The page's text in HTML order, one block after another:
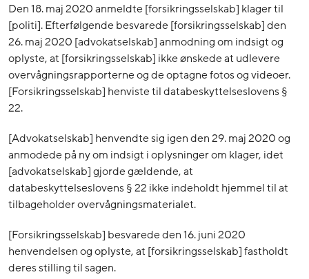
Den 18. maj 2020 anmeldte [forsikringsselskab] klager til
[politi]. Efterfølgende besvarede [forsikringsselskab] den
26. maj 2020 [advokatselskab] anmodning om indsigt og
oplyste, at [forsikringsselskab] ikke ønskede at udlevere
overvågningsrapporterne og de optagne fotos og videoer.
[Forsikringsselskab] henviste til databeskyttelseslovens §
22.
[Advokatselskab] henvendte sig igen den 29. maj 2020 og
anmodede på ny om indsigt i oplysninger om klager, idet
[advokatselskab] gjorde gældende, at
databeskyttelseslovens § 22 ikke indeholdt hjemmel til at
tilbageholder overvågningsmaterialet.
[Forsikringsselskab] besvarede den 16. juni 2020
henvendelsen og oplyste, at [forsikringsselskab] fastholdt
deres stilling til sagen.